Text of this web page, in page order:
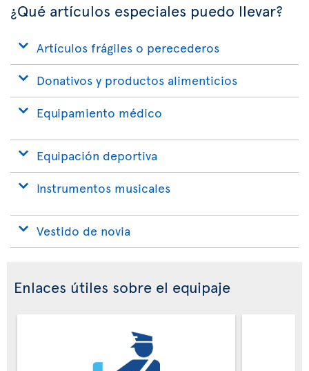
¿Qué artículos especiales puedo llevar?
Artículos frágiles o perecederos
Donativos y productos alimenticios
Equipamiento médico
Equipación deportiva
Instrumentos musicales
Vestido de novia
Enlaces útiles sobre el equipaje